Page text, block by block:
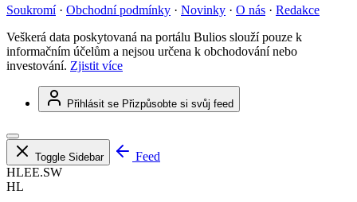
Soukromí · Obchodní podmínky · Novinky · O nás · Redakce
Veškerá data poskytovaná na portálu Bulios slouží pouze k
informačním účelům a nejsou určena k obchodování nebo
investování. Zjistit více
Přihlásit se Přizpůsobte si svůj feed
Toggle Sidebar
Feed
HLEE.SW
HL